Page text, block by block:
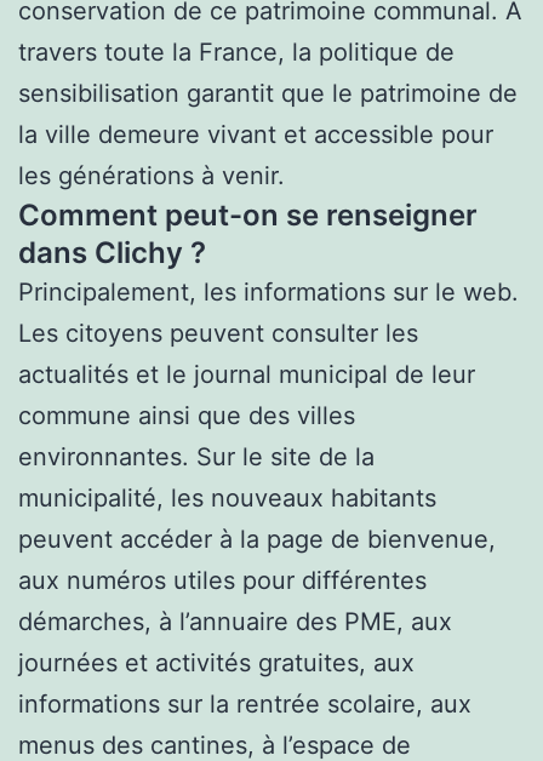
conservation de ce patrimoine communal. À
travers toute la France, la politique de
sensibilisation garantit que le patrimoine de
la ville demeure vivant et accessible pour
les générations à venir.
Comment peut-on se renseigner
dans Clichy ?
Principalement, les informations sur le web.
Les citoyens peuvent consulter les
actualités et le journal municipal de leur
commune ainsi que des villes
environnantes. Sur le site de la
municipalité, les nouveaux habitants
peuvent accéder à la page de bienvenue,
aux numéros utiles pour différentes
démarches, à l’annuaire des PME, aux
journées et activités gratuites, aux
informations sur la rentrée scolaire, aux
menus des cantines, à l’espace de